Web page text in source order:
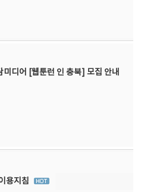
디어 [웹툰런 인 충북] 모집 안내
용지침